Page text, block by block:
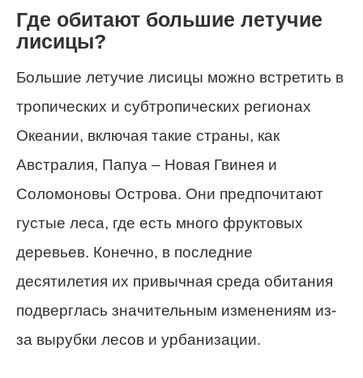
Где обитают большие летучие
лисицы?
Большие летучие лисицы можно встретить в
тропических и субтропических регионах
Океании, включая такие страны, как
Австралия, Папуа – Новая Гвинея и
Соломоновы Острова. Они предпочитают
густые леса, где есть много фруктовых
деревьев. Конечно, в последние
десятилетия их привычная среда обитания
подверглась значительным изменениям из-
за вырубки лесов и урбанизации.